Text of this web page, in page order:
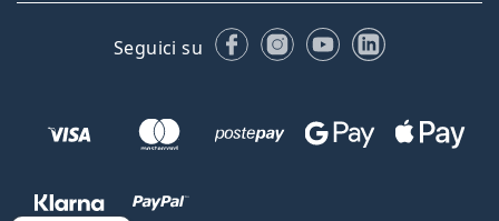
Seguici su FacebookInstagram
YouTubeLinkedIn